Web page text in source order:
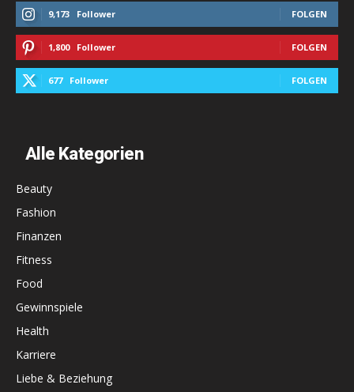
9,173 Follower FOLGEN
1,800 Follower FOLGEN
677 Follower FOLGEN
Alle Kategorien
Beauty
Fashion
Finanzen
Fitness
Food
Gewinnspiele
Health
Karriere
Liebe & Beziehung